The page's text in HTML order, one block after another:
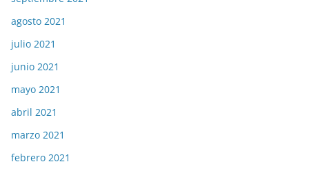
agosto 2021
julio 2021
junio 2021
mayo 2021
abril 2021
marzo 2021
febrero 2021